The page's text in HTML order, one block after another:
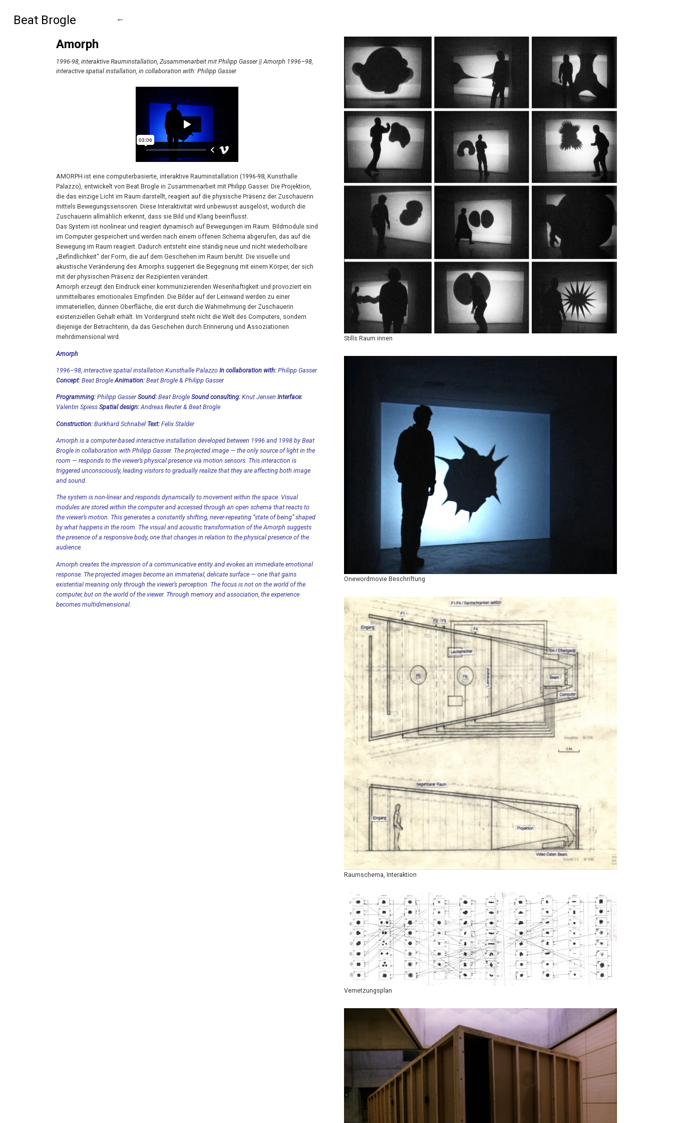
Beat Brogle ←
Amorph
1996-98, interaktive Rauminstallation, Zusammenarbeit mit Philipp Gasser || Amorph 1996–98,
interactive spatial installation, in collaboration with: Philipp Gasser
AMORPH ist eine computerbasierte, interaktive Rauminstallation (1996-98, Kunsthalle
Palazzo), entwickelt von Beat Brogle in Zusammenarbeit mit Philipp Gasser. Die Projektion,
die das einzige Licht im Raum darstellt, reagiert auf die physische Präsenz der Zuschauerin
mittels Bewegungssensoren. Diese Interaktivität wird unbewusst ausgelöst, wodurch die
Zuschauerin allmählich erkennt, dass sie Bild und Klang beeinflusst.
Das System ist nonlinear und reagiert dynamisch auf Bewegungen im Raum. Bildmodule sind
im Computer gespeichert und werden nach einem offenen Schema abgerufen, das auf die
Bewegung im Raum reagiert. Dadurch entsteht eine ständig neue und nicht wiederholbare
„Befindlichkeit“ der Form, die auf dem Geschehen im Raum beruht. Die visuelle und
akustische Veränderung des Amorphs suggeriert die Begegnung mit einem Körper, der sich
mit der physischen Präsenz der Rezipienten verändert.
Amorph erzeugt den Eindruck einer kommunizierenden Wesenhaftigkeit und provoziert ein
unmittelbares emotionales Empfinden. Die Bilder auf der Leinwand werden zu einer
immateriellen, dünnen Oberfläche, die erst durch die Wahrnehmung der Zuschauerin
existenziellen Gehalt erhält. Im Vordergrund steht nicht die Welt des Computers, sondern
diejenige der Betrachterin, da das Geschehen durch Erinnerung und Assoziationen
mehrdimensional wird.
Amorph
1996–98, interactive spatial installation Kunsthalle Palazzo In collaboration with: Philipp Gasser
Concept: Beat Brogle Animation: Beat Brogle & Philipp Gasser
Programming: Philipp GasserSound: Beat Brogle Sound consulting: Knut Jensen Interface:
Valentin Spiess Spatial design:Andreas Reuter & Beat Brogle
Construction: Burkhard Schnabel Text: Felix Stalder
Amorph is a computer-based interactive installation developed between 1996 and 1998 by Beat
Brogle in collaboration with Philipp Gasser. The projected image — the only source of light in the
room — responds to the viewer’s physical presence via motion sensors. This interaction is
triggered unconsciously, leading visitors to gradually realize that they are affecting both image
and sound.
The system is non-linear and responds dynamically to movement within the space. Visual
modules are stored within the computer and accessed through an open schema that reacts to
the viewer’s motion. This generates a constantly shifting, never-repeating “state of being” shaped
by what happens in the room. The visual and acoustic transformation of the Amorph suggests
the presence of a responsive body, one that changes in relation to the physical presence of the
audience.
Amorph creates the impression of a communicative entity and evokes an immediate emotional
response. The projected images become an immaterial, delicate surface — one that gains
existential meaning only through the viewer’s perception. The focus is not on the world of the
computer, but on the world of the viewer. Through memory and association, the experience
becomes multidimensional.
Stills Raum innen
Onewordmovie Beschriftung
Raumschema, Interaktion
Vernetzungsplan